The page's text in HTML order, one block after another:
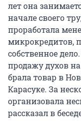
лет она
начале своего
проработала
микрокредитов,
собственное
продажу духов
брала товар в
Карасуке. За
организовала
рассказал в